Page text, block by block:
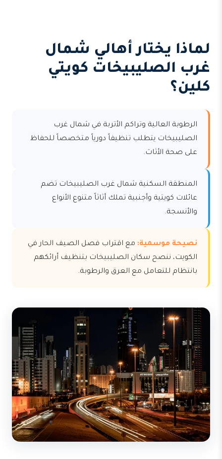
لماذا يختار أهالي شمال
غرب الصليبيخات كويتي
كلين؟
الرطوبة العالية وتراكم الأتربة في شمال غرب
الصليبيخات يتطلب تنظيفاً دورياً متخصصاً للحفاظ
على صحة الأثاث.
المنطقة السكنية شمال غرب الصليبيخات تضم
عائلات كويتية وأجنبية تملك أثاثاً متنوع الأنواع
والأنسجة.
نصيحة موسمية: مع اقتراب فصل الصيف الحار في
الكويت، ننصح سكان الصليبيخات بتنظيف أرائكهم
بانتظام للتعامل مع العرق والرطوبة.